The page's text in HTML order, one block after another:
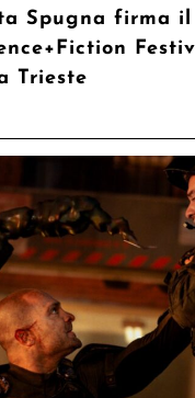
Spugna firma il
Trieste